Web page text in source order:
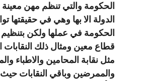
الحكومة والتي تنظم مهن معينة
الدولة الا بها وهي في حقيقتها
الحكومة في عملها ولكن بتنظيم
قطاع معين ومثال ذلك النقابات
مثل نقابة المحامين والاطباء
والممرضين وباقي النقابات